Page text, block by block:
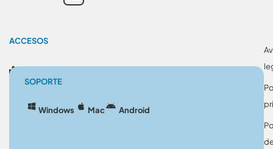
ACCESOS
SOPORTE
Windows Mac Android